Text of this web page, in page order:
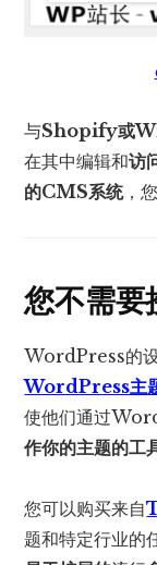
与Shopify或
在其中编辑和访
的CMS系统，
您不需要
WordPress的设
WordPress主
使他们通过
作你的主题的工
您可以购买来自
题和特定行业的